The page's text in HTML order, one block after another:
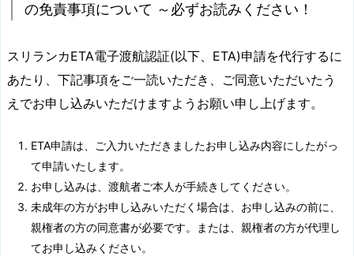
の免責事項について ～必ずお読みください！
スリランカETA電子渡航認証(以下、ETA)申請を代行するに
あたり、下記事項をご一読いただき、ご同意いただいたう
えでお申し込みいただけますようお願い申し上げます。
ETA申請は、ご入力いただきましたお申し込み内容にしたがっ
て申請いたします。
お申し込みは、渡航者ご本人が手続きしてください。
未成年の方がお申し込みいただく場合は、お申し込みの前に、
親権者の方の同意書が必要です。または、親権者の方が代理し
てお申し込みください。